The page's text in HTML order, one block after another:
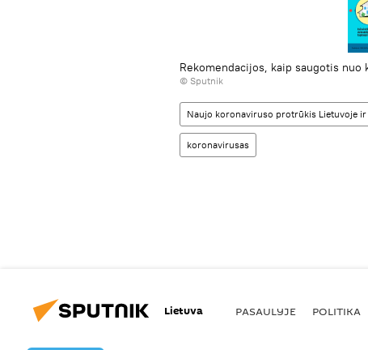
Rekomendacijos, kaip saugotis
© Sputnik
Naujo koronaviruso protrūkis Lietuvoje ir
koronavirusas
Lietuva PASAULYJE POLITIKA